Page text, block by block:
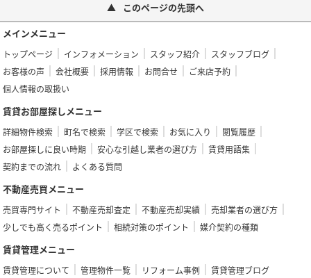
このページの先頭へ
メインメニュー
トップページ インフォメーション スタッフ紹介
スタッフブログ
お客様の声
会社概要 採用情報 お問合せ
ご来店予約
個人情報の取扱い
賃貸お部屋探しメニュー
詳細物件検索 町名で検索 学区で検索 お気に入り
閲覧履歴
お部屋探しに良い時期
安心な引越し業者の選び方
賃貸用語集
契約までの流れ
よくある質問
不動産売買メニュー
売買専門サイト 不動産売却査定 不動産売却実績
売却業者の選び方
少しでも高く売るポイント
相続対策のポイント 媒介契約の種類
賃貸管理メニュー
賃貸管理について 管理物件一覧 リフォーム事例 賃貸管理ブログ